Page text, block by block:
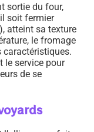
sortie du four,
soit fermier
atteint sa texture
le fromage
caractéristiques.
le service pour
de se